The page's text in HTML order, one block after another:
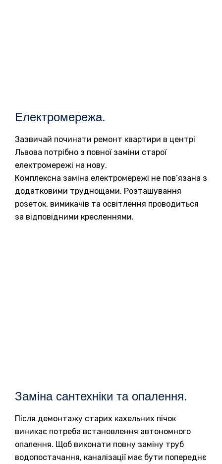
Електромережа.
Зазвичай починати ремонт квартири в центрі
Львова потрібно з повної заміни старої
електромережі на нову.
Комплексна заміна електромережі не пов’язана з
додатковими труднощами. Розташування
розеток, вимикачів та освітлення проводиться
за відповідними кресленнями.
Заміна сантехніки та опалення.
Після демонтажу старих кахельних пічок
виникає потреба встановлення автономного
опалення. Щоб виконати повну заміну труб
водопостачання, каналізації має бути попереднє